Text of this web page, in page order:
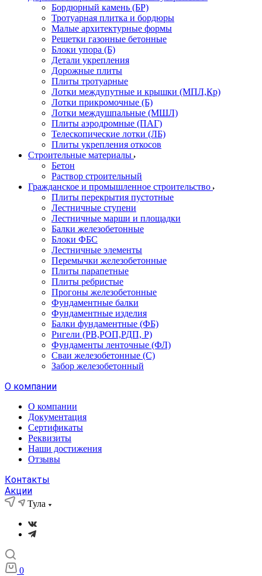
Бордюрный камень (БР)
Тротуарная плитка и бордюры
Малые архитектурные формы
Решетки газонные бетонные
Блоки упора (Б)
Детали укрепления
Дорожные плиты
Плиты тротуарные
Лотки междупутные и крышки (МПЛ,Кр)
Лотки прикромочные (Б)
Лотки междушпальные (МШЛ)
Плиты аэродромные (ПАГ)
Телескопические лотки (ЛБ)
Плиты укрепления откосов
Строительные материалы
Бетон
Раствор строительный
Гражданское и промышленное строительство
Плиты перекрытия пустотные
Лестничные ступени
Лестничные марши и площадки
Балки железобетонные
Блоки ФБС
Лестничные элементы
Перемычки железобетонные
Плиты парапетные
Плиты ребристые
Прогоны железобетонные
Фундаментные балки
Фундаментные изделия
Балки фундаментные (ФБ)
Ригели (РВ,РОП,РДП, Р)
Фундаменты ленточные (ФЛ)
Сваи железобетонные (С)
Забор железобетонный
О компании
О компании
Документация
Сертификаты
Реквизиты
Наши достижения
Отзывы
Контакты
Акции
Тула
0